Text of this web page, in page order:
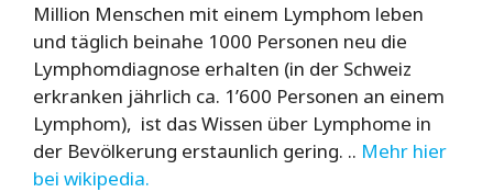
Million Menschen mit einem Lymphom leben
und täglich beinahe 1000 Personen neu die
Lymphomdiagnose erhalten (in der Schweiz
erkranken jährlich ca. 1’600 Personen an einem
Lymphom), ist das Wissen über Lymphome in
der Bevölkerung erstaunlich gering. .. Mehr hier
bei wikipedia.